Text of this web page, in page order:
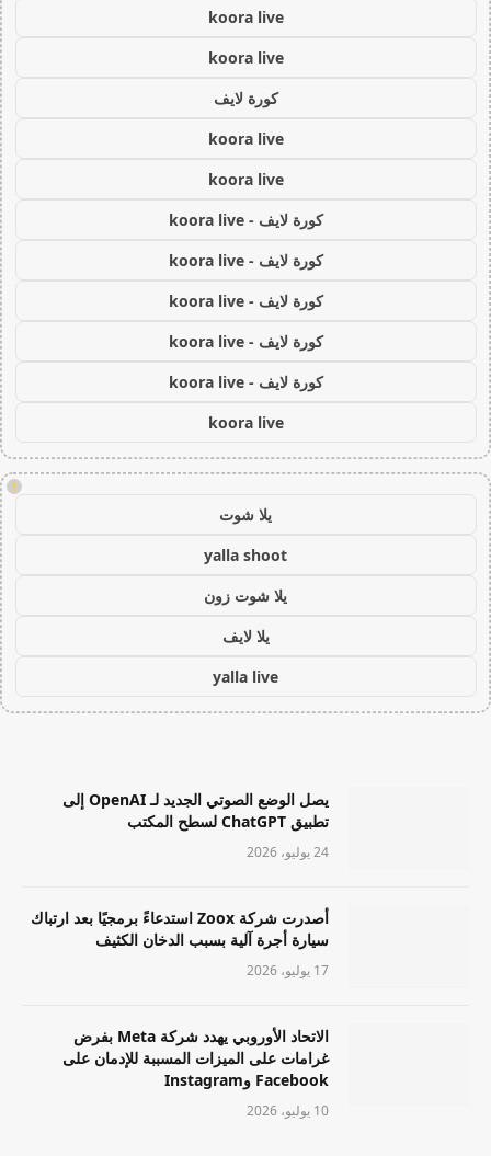
koora live
koora live
كورة لايف
koora live
koora live
كورة لايف - koora live
كورة لايف - koora live
كورة لايف - koora live
كورة لايف - koora live
كورة لايف - koora live
koora live
!
يلا شوت
yalla shoot
يلا شوت زون
يلا لايف
yalla live
يصل الوضع الصوتي الجديد لـ OpenAI إلى
تطبيق ChatGPT لسطح المكتب
24 يوليو، 2026
أصدرت شركة Zoox استدعاءً برمجيًا بعد ارتباك
سيارة أجرة آلية بسبب الدخان الكثيف
17 يوليو، 2026
الاتحاد الأوروبي يهدد شركة Meta بفرض
غرامات على الميزات المسببة للإدمان على
Facebook وInstagram
10 يوليو، 2026